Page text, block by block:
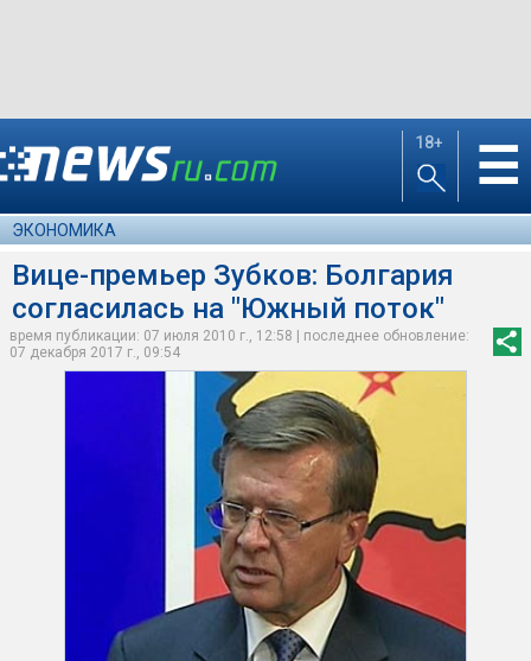
18+ ☰
ЭКОНОМИКА
Вице-премьер Зубков: Болгария
согласилась на "Южный поток"
время публикации: 07 июля 2010 г., 12:58 | последнее обновление:
07 декабря 2017 г., 09:54